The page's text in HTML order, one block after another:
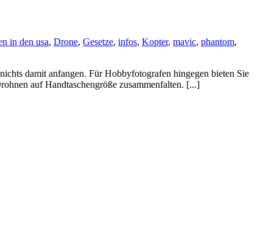
in den usa, Drone, Gesetze, infos, Kopter, mavic, phantom,
damit anfangen. Für Hobbyfotografen hingegen bieten Sie
auf Handtaschengröße zusammenfalten. [...]